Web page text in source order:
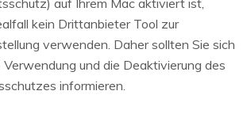
auf Ihrem Mac aktiviert ist,
kein Drittanbieter Tool zur
verwenden. Daher sollten Sie sich
und die Deaktivierung des
informieren.